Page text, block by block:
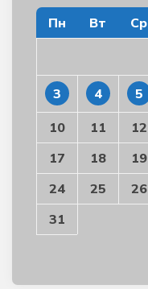
Пн Вт Ср
3 4 5
10 11 12
17
18 19
24
25 26
31